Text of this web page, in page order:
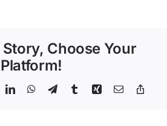
Colell
–
Art
i
Choose Your
Platform!
LinkedInWhatsApp
TelegramTumblrXing Email